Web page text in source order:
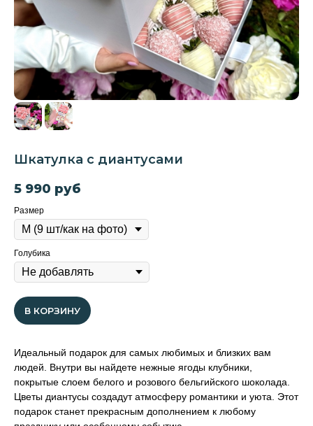
Шкатулка с диантусами
5 990 руб
Размер
Голубика
В КОРЗИНУ
Идеальный подарок для самых любимых и близких вам
людей. Внутри вы найдете нежные ягоды клубники,
покрытые слоем белого и розового бельгийского шоколада.
Цветы диантусы создадут атмосферу романтики и уюта. Этот
подарок станет прекрасным дополнением к любому